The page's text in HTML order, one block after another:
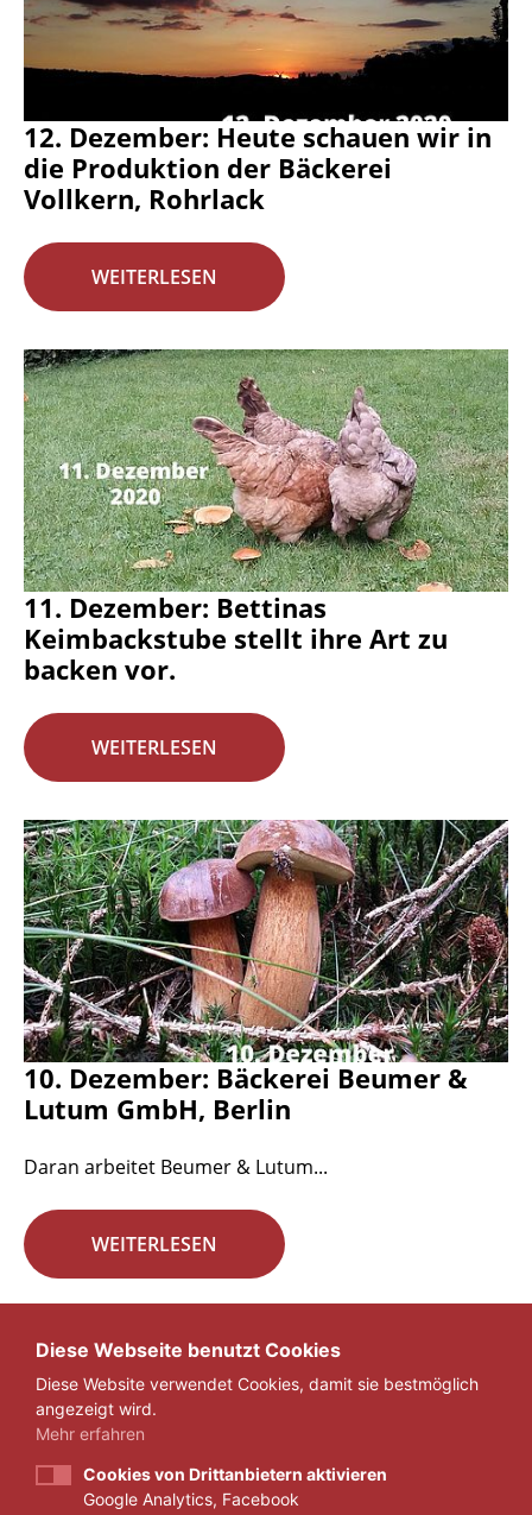
12. Dezember: Heute schauen wir in
die Produktion der Bäckerei
Vollkern, Rohrlack
WEITERLESEN
11. Dezember: Bettinas
Keimbackstube stellt ihre Art zu
backen vor.
WEITERLESEN
10. Dezember: Bäckerei Beumer &
Lutum GmbH, Berlin
Daran arbeitet Beumer & Lutum...
WEITERLESEN
« 1 ... 16 17 18 ... 29 »
Diese Webseite benutzt Cookies
Diese Website verwendet Cookies, damit sie bestmöglich
angezeigt wird.
Mehr erfahren
Cookies von Drittanbietern aktivieren
Google Analytics, Facebook